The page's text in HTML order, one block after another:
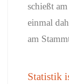
schießt
einmal
am
Statistik